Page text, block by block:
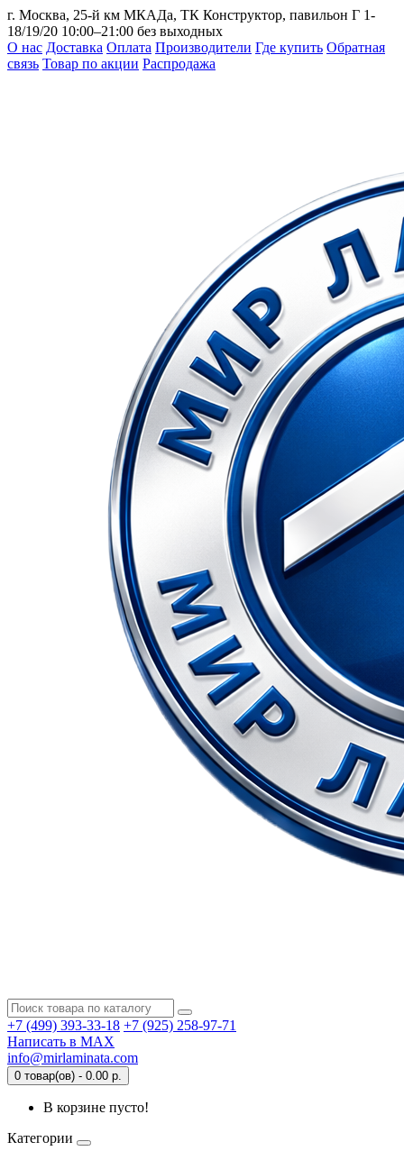
г. Москва, 25-й км МКАДа, ТК Конструктор, павильон Г 1-
18/19/20 10:00–21:00 без выходных
О нас Доставка Оплата Производители Где купить Обратная
связь Товар по акции Распродажа
+7 (499) 393-33-18 +7 (925) 258-97-71
Написать в MAX
info@mirlaminata.com
0 товар(ов) - 0.00 р.
В корзине пусто!
Категории